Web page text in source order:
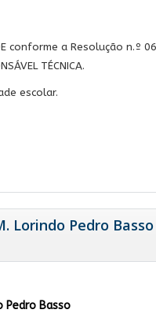
conforme a Resolução n.º
TÉCNICA.
escolar.
Lorindo Pedro Basso
Pedro Basso